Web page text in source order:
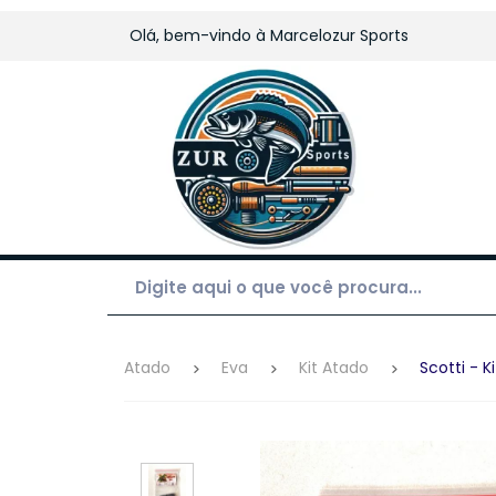
Olá, bem-vindo à Marcelozur Sports
Atado Eva Kit Atado Scotti -